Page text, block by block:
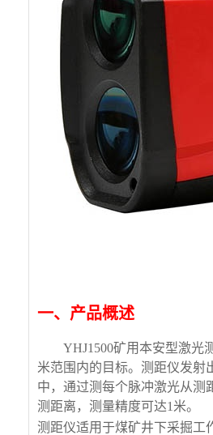
一、产品概述
YHJ1500矿用本安型激光
米范围内的目标。测距仪发射
中，通过测每个脉冲激光从测
测距离，测量精度可达1米。
测距仪适用于煤矿井下采掘工